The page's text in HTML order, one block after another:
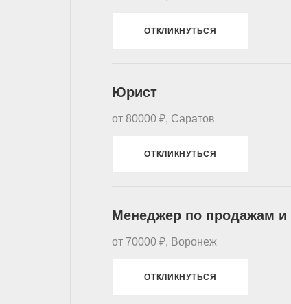
ОТКЛИКНУТЬСЯ
Юрист
от 80000 ₽, Саратов
ОТКЛИКНУТЬСЯ
Менеджер по продажам и
от 70000 ₽, Воронеж
ОТКЛИКНУТЬСЯ